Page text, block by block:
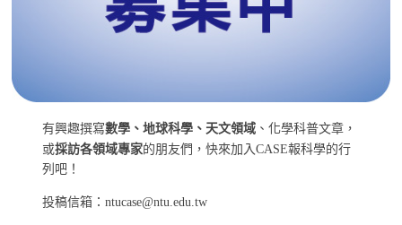
有興趣撰寫數學、地球科學、天文領域 、化學科普文章，
或採訪各領域專家的朋友們，快來加入CASE報科學的行
列吧！
投稿信箱：ntucase@ntu.edu.tw